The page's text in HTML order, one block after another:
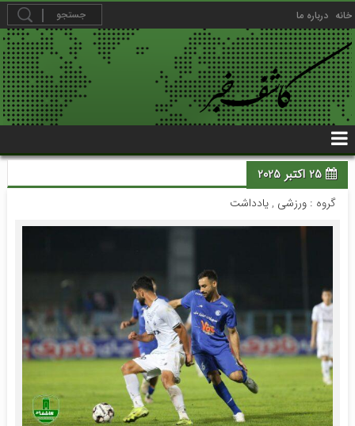
خانه درباره ما
25 اکتبر 2025
گروه :ورزشی ,یادداشت